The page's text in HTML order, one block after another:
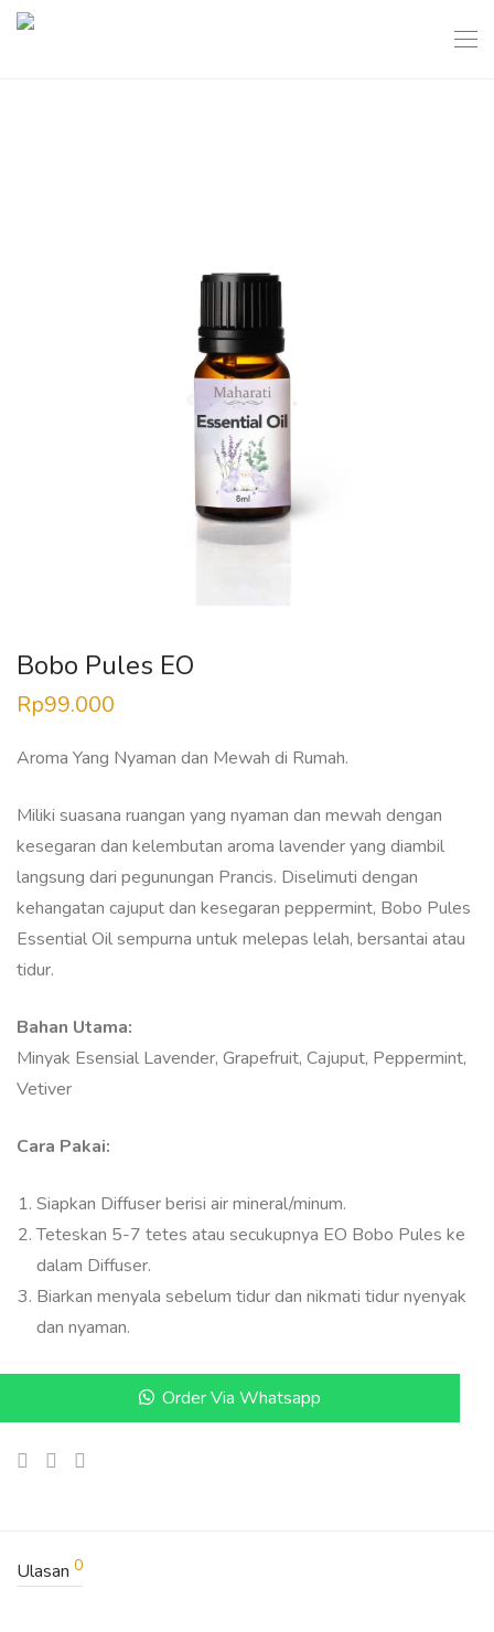
Bobo Pules EO
Rp99.000
Aroma Yang Nyaman dan Mewah di Rumah.
Miliki suasana ruangan yang nyaman dan mewah dengan
kesegaran dan kelembutan aroma lavender yang diambil
langsung dari pegunungan Prancis. Diselimuti dengan
kehangatan cajuput dan kesegaran peppermint, Bobo Pules
Essential Oil sempurna untuk melepas lelah, bersantai atau
tidur.
Bahan Utama:
Minyak Esensial Lavender, Grapefruit, Cajuput, Peppermint,
Vetiver
Cara Pakai:
Siapkan Diffuser berisi air mineral/minum.
Teteskan 5-7 tetes atau secukupnya EO Bobo Pules ke
dalam Diffuser.
Biarkan menyala sebelum tidur dan nikmati tidur nyenyak
dan nyaman.
Order Via Whatsapp
Ulasan 0